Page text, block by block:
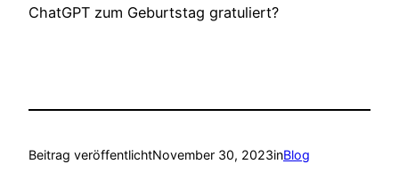
ChatGPT zum Geburtstag gratuliert?
Beitrag veröffentlichtNovember 30, 2023inBlog